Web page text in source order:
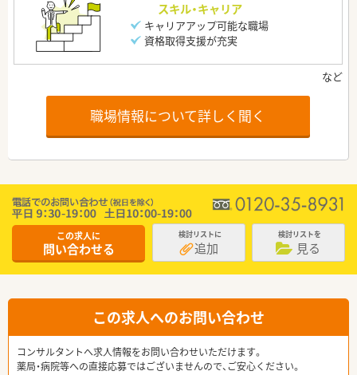
スキル・キャリア
キャリアアップ可能な職場
資格取得支援が充実
職場情報について詳しく聞く
この求人に
問い合わせる
検討リストに
追加
検討リストを
見る
この求人へのお問い合わせ
コンサルタントへ求人情報をお問い合わせいただけます。
薬局・病院等への直接応募ではございませんので、ご安心ください。